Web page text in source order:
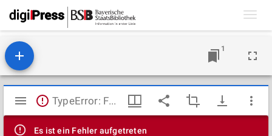
1
Mirador
Viewer
TypeError: Failed to fetch
Es ist ein Fehler aufgetreten